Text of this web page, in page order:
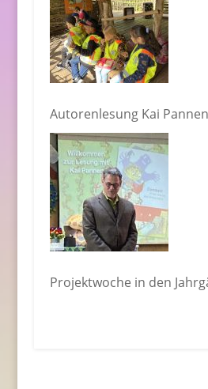
Autorenlesung Kai Pannen
Projektwoche in den